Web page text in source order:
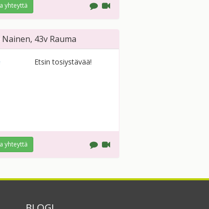
yhteyttä
Nainen, 43v Rauma
Etsin tosiystävää!
yhteyttä